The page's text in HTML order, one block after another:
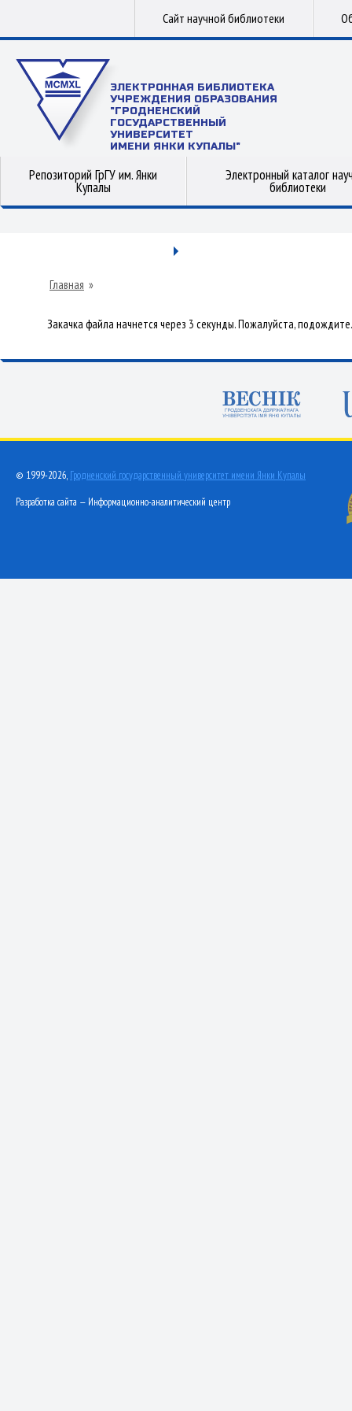
Сайт научной библиотеки
ЭЛЕКТРОННАЯ БИБЛИОТЕКА
УЧРЕЖДЕНИЯ ОБРАЗОВАНИЯ
"ГРОДНЕНСКИЙ
ГОСУДАРСТВЕННЫЙ
УНИВЕРСИТЕТ
ИМЕНИ ЯНКИ КУПАЛЫ"
Репозиторий ГрГУ им. Янки
Купалы
Электронный каталог
библиотеки
Главная »
Закачка файла начнется через 3 секунды. Пожалуйста, подождите.
© 1999-2026, Гродненский государственный университет имени Янки Купалы
Разработка сайта — Информационно-аналитический центр